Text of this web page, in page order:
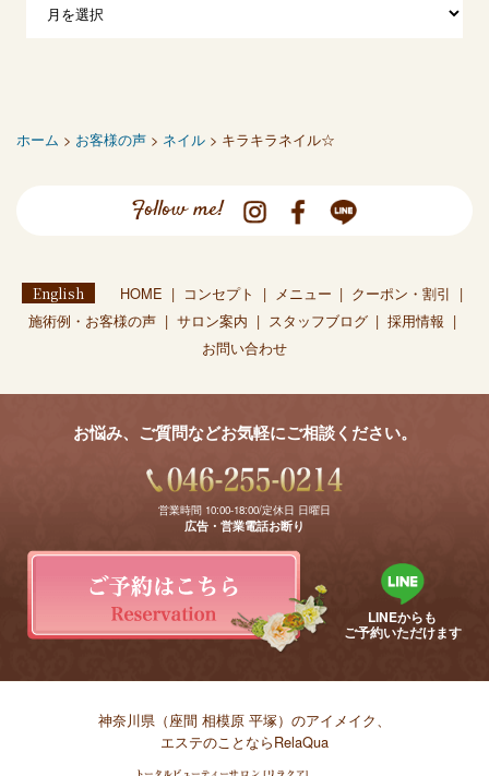
ホーム > お客様の声 > ネイル > キラキラネイル☆
Follow me!
English HOME コンセプト メニュー
クーポン・割引
施術例・お客様の声
サロン案内 スタッフブログ
採用情報
お問い合わせ
お悩み、ご質問などお気軽にご相談ください。
営業時間 10:00-18:00/定休日 日曜日
広告・営業電話お断り
LINEからも
ご予約いただけます
神奈川県（座間 相模原 平塚）のアイメイク、
エステのことならRelaQua